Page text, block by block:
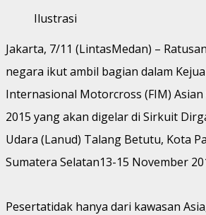
Ilustrasi
Jakarta, 7/11 (LintasMedan) –
negara ikut ambil bagian dalam
Internasional Motorcross (FIM)
2015 yang akan digelar di Sirkuit
Udara (Lanud) Talang Betutu, Kota
Sumatera Selatan13-15 November
Pesertatidak hanya dari kawasan